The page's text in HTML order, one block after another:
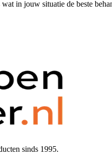
in jouw situatie de beste
sinds 1995.